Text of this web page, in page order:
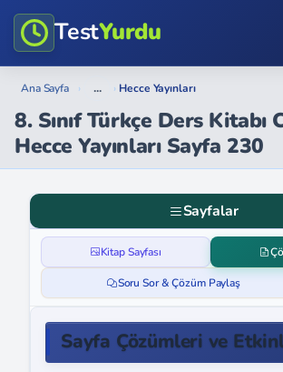
TestYurdu
Ana Sayfa › ... › Hecce Yayınları
8. Sınıf Türkçe Ders Kitabı
Hecce Yayınları Sayfa 230
Sayfalar
Kitap Sayfası
Soru Sor & Çözüm Paylaş
Sayfa Çözümleri ve